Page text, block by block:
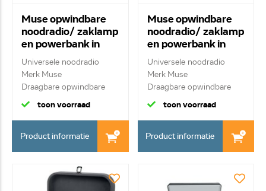
Muse opwindbare
noodradio/ zaklamp
en powerbank in
één MH-08MB
Universele noodradio
Merk Muse
Draagbare opwindbare
noodra...
toon voorraad
Product informatie
Muse opwindbare
noodradio/ zaklamp
en powerbank in
één MH-07DS
Universele noodradio
Merk Muse
Draagbare opwindbare
noodra...
toon voorraad
Product informatie